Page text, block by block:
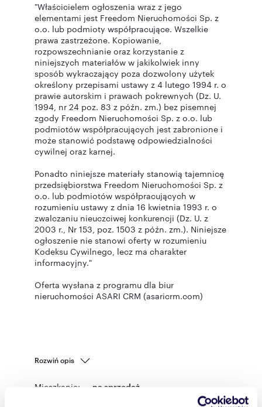
"Właścicielem ogłoszenia wraz z jego
elementami jest Freedom Nieruchomości Sp. z
o.o. lub podmioty współpracujące. Wszelkie
prawa zastrzeżone. Kopiowanie,
rozpowszechnianie oraz korzystanie z
niniejszych materiałów w jakikolwiek inny
sposób wykraczający poza dozwolony użytek
określony przepisami ustawy z 4 lutego 1994 r. o
prawie autorskim i prawach pokrewnych (Dz. U.
1994, nr 24 poz. 83 z późn. zm.) bez pisemnej
zgody Freedom Nieruchomości Sp. z o.o. lub
podmiotów współpracujących jest zabronione i
może stanowić podstawę odpowiedzialności
cywilnej oraz karnej.
Ponadto niniejsze materiały stanowią tajemnicę
przedsiębiorstwa Freedom Nieruchomości Sp. z
o.o. lub podmiotów współpracujących w
rozumieniu ustawy z dnia 16 kwietnia 1993 r. o
zwalczaniu nieuczciwej konkurencji (Dz. U. z
2003 r., Nr 153, poz. 1503 z późn. zm.). Niniejsze
ogłoszenie nie stanowi oferty w rozumieniu
Kodeksu Cywilnego, lecz ma charakter
informacyjny."
Oferta wysłana z programu dla biur
nieruchomości ASARI CRM (asaricrm.com)
Rozwiń opis
Mieszkanie: na sprzedaż